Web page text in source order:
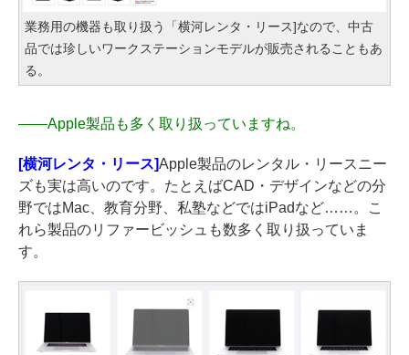
業務用の機器も取り扱う「横河レンタ・リース]なので、中古
品では珍しいワークステーションモデルが販売されることもあ
る。
――Apple製品も多く取り扱っていますね。
[横河レンタ・リース]Apple製品のレンタル・リースニー
ズも実は高いのです。たとえばCAD・デザインなどの分
野ではMac、教育分野、私塾などではiPadなど……。こ
れら製品のリファービッシュも数多く取り扱っていま
す。